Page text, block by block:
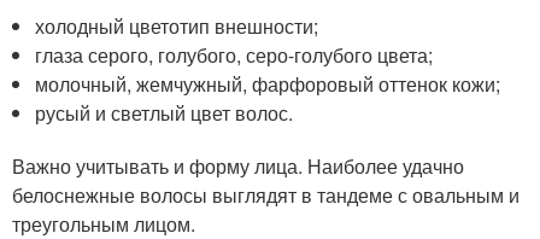
холодный цветотип внешности;
глаза серого, голубого, серо-голубого цвета;
молочный, жемчужный, фарфоровый оттенок кожи;
русый и светлый цвет волос.
Важно учитывать и форму лица. Наиболее удачно
белоснежные волосы выглядят в тандеме с овальным и
треугольным лицом.